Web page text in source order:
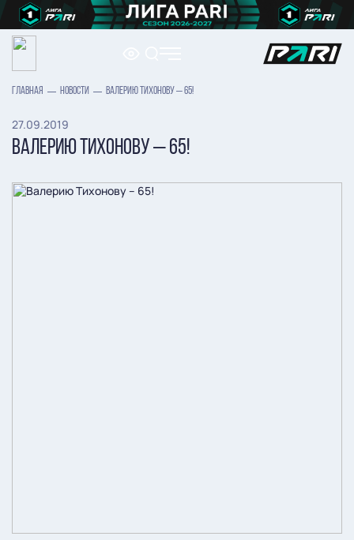
ГЛАВНАЯ НОВОСТИ ВАЛЕРИЮ ТИХОНОВУ – 65!
27.09.2019
ВАЛЕРИЮ ТИХОНОВУ – 65!